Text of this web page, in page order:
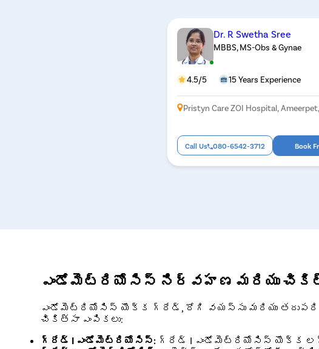
Dr. R Swetha Sree
MBBS, MS-Obs & Gynae
4.5/5 15 Years Experience
Pristyn Care ZOI Hospital,
Call Us 080-6542-3712 Book
ఎండోమెట్రియోసిస్ నిర్వహణ మరియు
ఎండోమెట్రియోసిస్ యొక్క గ్రేడ్, రోగి వయస్సు మరియు
చికిత్సా ఎంపికలు:
గ్రేడ్ I ఎండోమెట్రియోసిస్: గ్రేడ్ I ఎండోమెట్రియోసిస్ యొక్క